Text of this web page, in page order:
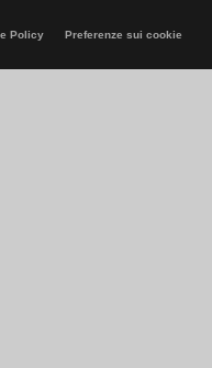
Policy
Preferenze sui cookie